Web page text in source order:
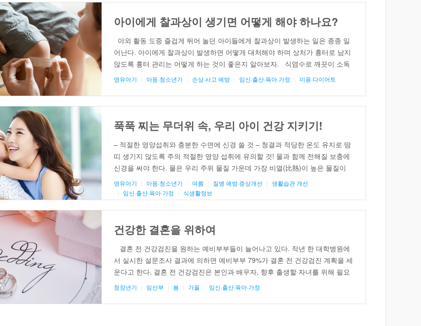
아이에게 찰과상이 생기면 어떻게 해야 하나요?
야외 활동 도중 즐겁게 뛰어 놀던 아이들에게 찰과상이 발생하는 일은 종종 일
어난다. 아이에게 찰과상이 발생하면 어떻게 대처해야 하며 상처가 흉터로 남지
않도록 흉터 관리는 어떻게 하는 것이 좋은지 알아보자. 식염수로 깨끗이 소독
후 드레싱 제재 부착 아이들에게 흔히 발생하는 찰과상(abrasion)은 기계 또는
[…]
영유아기 아동·청소년기 손상·사고 예방 임신·출산·육아·가정 미용·다이어트
푹푹 찌는 무더위 속, 우리 아이 건강 지키기!
– 적절한 영양섭취와 충분한 수면에 신경 쓸 것 – 청결과 적당한 온도 유지로 땀
띠 생기지 않도록 주의 적절한 영양 섭취에 유의할 것! 물과 함께 전해질 보충에
신경을 써야 한다. 물은 우리 주위 물질 가운데 가장 비열(比熱)이 높은 물질이
다. 단위 그램당 가장 많은 열량을 빼앗긴다는 뜻이다. 체열을 식히기에는 물이
안성맞춤인 셈이다. 더울수록 물을 자주 마시고 샤워를 […]
영유아기 아동·청소년기 여름 질병 예방·증상개선
생활습관 개선
임신·출산·육아·가정
식생활정보
건강한 결혼을 위하여
결혼 전 건강검진을 원하는 예비부부들이 늘어나고 있다. 작년 한 대학병원에
서 실시한 설문조사 결과에 의하면 예비부부 79%가 결혼 전 건강검진 계획을 세
운다고 한다. 결혼 전 건강검진은 본인과 배우자, 향후 출생할 자녀를 위해 필요
한 것으로 배우자와 함께 건강 상태를 미리 알게 됨으로써 결혼 후의 건강한 생
청장년기 임산부 봄 가을 임신·출산·육아·가정